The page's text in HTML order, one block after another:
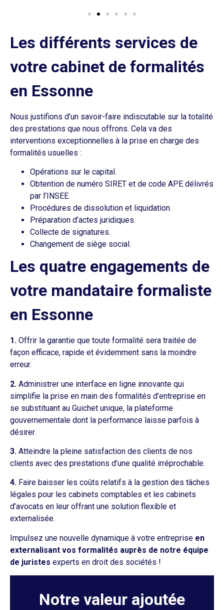
Les différents services de
votre cabinet de formalités
en Essonne
Nous justifions d’un savoir-faire indiscutable sur la totalité
des prestations que nous offrons. Cela va des
interventions exceptionnelles à la prise en charge des
formalités usuelles :
Opérations sur le capital.
Obtention de numéro SIRET et de code APE délivrés
par l’INSEE.
Procédures de dissolution et liquidation.
Préparation d’actes juridiques.
Collecte de signatures.
Changement de siège social.
Les quatre engagements de
votre mandataire formaliste
en Essonne
1. Offrir la garantie que toute formalité sera traitée de
façon efficace, rapide et évidemment sans la moindre
erreur.
2. Administrer une interface en ligne innovante qui
simplifie la prise en main des formalités d’entreprise en
se substituant au Guichet unique, la plateforme
gouvernementale dont la performance laisse parfois à
désirer.
3. Atteindre la pleine satisfaction des clients de nos
clients avec des prestations d’une qualité irréprochable.
4. Faire baisser les coûts relatifs à la gestion des tâches
légales pour les cabinets comptables et les cabinets
d’avocats en leur offrant une solution flexible et
externalisée.
Impulsez une nouvelle dynamique à votre entreprise en
externalisant vos formalités auprès de notre équipe
de juristes experts en droit des sociétés !
Notre valeur ajoutée